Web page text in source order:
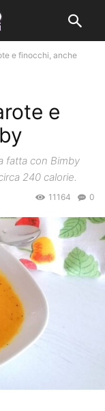
e finocchi, anche
e
fatta con Bimby
240 calorie.
0
11164